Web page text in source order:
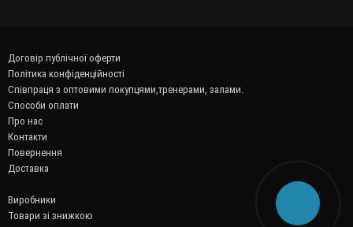
Договір публічної оферти
Політика конфіденційності
Співпраця з оптовими покупцями,тренерами, залами.
Способи оплати
Про нас
Контакти
Повернення
Доставка
Виробники
Товари зі знижкою